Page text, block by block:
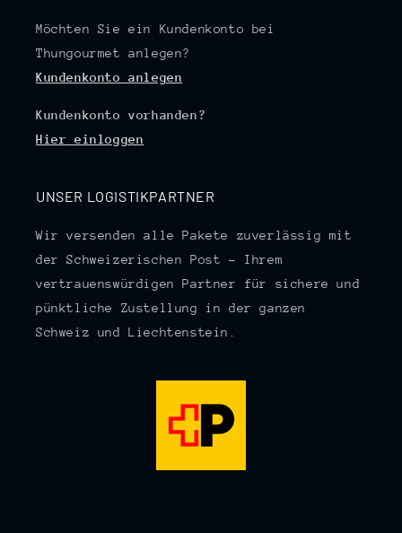
Möchten Sie ein Kundenkonto bei
Thungourmet anlegen?
Kundenkonto anlegen
Kundenkonto vorhanden?
Hier einloggen
UNSER LOGISTIKPARTNER
Wir versenden alle Pakete zuverlässig mit
der Schweizerischen Post – Ihrem
vertrauenswürdigen Partner für sichere und
pünktliche Zustellung in der ganzen
Schweiz und Liechtenstein.